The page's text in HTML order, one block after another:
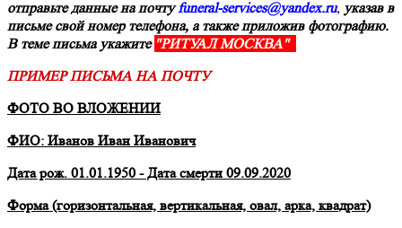
отправьте данные на почтуfuneral-services@yandex.ru, указав в
письме свой номер телефона, а также приложив фотографию.
В теме письма укажите "РИТУАЛ МОСКВА"
ПРИМЕР ПИСЬМА НА ПОЧТУ
ФОТО ВО ВЛОЖЕНИИ
ФИО: Иванов Иван Иванович
Дата рож. 01.01.1950 - Дата смерти 09.09.2020
Форма (горизонтальная, вертикальная, овал, арка, квадрат)